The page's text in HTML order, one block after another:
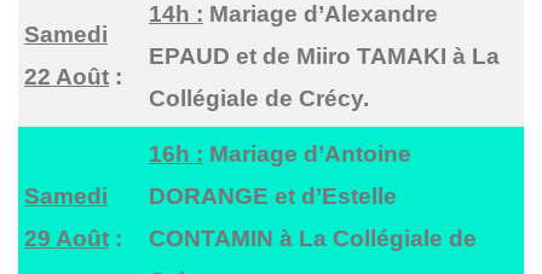
Samedi
22 Août :
14h : Mariage d’Alexandre
EPAUD et de Miiro TAMAKI à La
Collégiale de Crécy.
Samedi
29 Août :
16h : Mariage d’Antoine
DORANGE et d’Estelle
CONTAMIN à La Collégiale de